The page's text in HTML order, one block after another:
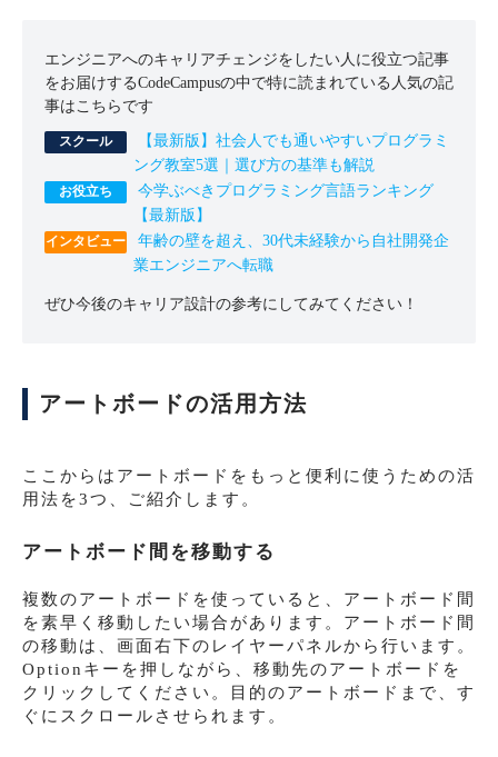
エンジニアへのキャリアチェンジをしたい人に役立つ記事
をお届けするCodeCampusの中で特に読まれている人気の記
事はこちらです
【最新版】社会人でも通いやすいプログラミ
ング教室5選｜選び方の基準も解説
今学ぶべきプログラミング言語ランキング
【最新版】
年齢の壁を超え、30代未経験から自社開発企
業エンジニアへ転職
ぜひ今後のキャリア設計の参考にしてみてください！
アートボードの活用方法
ここからはアートボードをもっと便利に使うための活
用法を3つ、ご紹介します。
アートボード間を移動する
複数のアートボードを使っていると、アートボード間
を素早く移動したい場合があります。アートボード間
の移動は、画面右下のレイヤーパネルから行います。
Optionキーを押しながら、移動先のアートボードを
クリックしてください。目的のアートボードまで、す
ぐにスクロールさせられます。